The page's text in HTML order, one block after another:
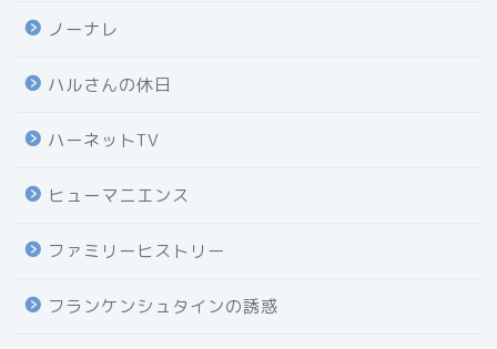
ノーナレ
ハルさんの休日
ハーネットTV
ヒューマニエンス
ファミリーヒストリー
フランケンシュタインの誘惑